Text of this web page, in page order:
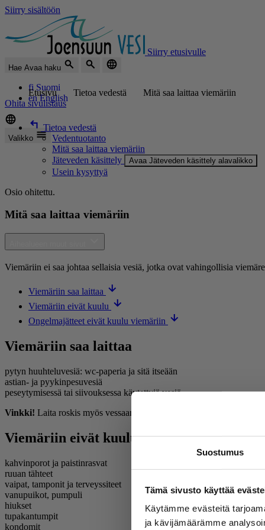
Suostumus
Tämä sivusto käyttää
Käytämme evästeitä
ja kävijämäärämme
Siirry sisältöön
Siirry etusivulle
Hae Avaa haku
fi Suomi
en English
Valikko
Etusivu Tietoa vedestä
Mitä saa laittaa viemäriin
Ohita sivulistaus
Tietoa vedestä
Vedentuotanto
Mitä saa laittaa viemäriin
Jäteveden käsittely
Avaa Jäteveden käsittely alavalikko
Usein kysyttyä
Osio ohitettu.
Mitä saa laittaa viemäriin
Viemäriin ei saa johtaa sellaisia vesiä, jotka ovat vahingollisia
Viemäriin saa laittaa
Viemäriin eivät kuulu
Ongelmajätteet eivät kuulu viemäriin
Viemäriin saa laittaa
pytyn huuhteluvesiä: wc-paperia ja sitä itseään
astian- ja pyykinpesuvesiä
peseytymisessä tai siivouksessa käytettyjä vesiä
Vinkki! Laita roskis myös vessaan. Näin roskat on helppo laittaa
Viemäriin eivät kuulu
kahvinporot ja paistinrasvat
ruuan tähteet
vaipat, tamponit ja terveyssiteet
vanupuikot, pumpuli
hiukset
tupakantumpit
kondomit